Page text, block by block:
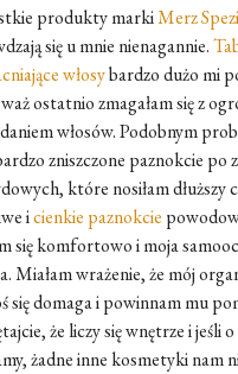
produkty markiMerz
się u mnie nienagannie.
włosybardzo dużo mi
ostatnio zmagałam się z
włosów. Podobnym
zniszczone paznokcie po
które nosiłam dłuższy
icienkie paznokcie
się komfortowo i moja
Miałam wrażenie, że mój
się domaga i powinnam mu
że liczy się wnętrze i jeśli
żadne inne kosmetyki nam